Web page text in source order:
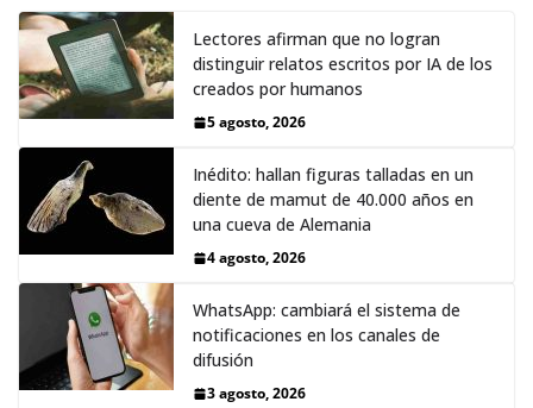
Lectores afirman que no logran
distinguir relatos escritos por IA de los
creados por humanos
5 agosto, 2026
Inédito: hallan figuras talladas en un
diente de mamut de 40.000 años en
una cueva de Alemania
4 agosto, 2026
WhatsApp: cambiará el sistema de
notificaciones en los canales de
difusión
3 agosto, 2026